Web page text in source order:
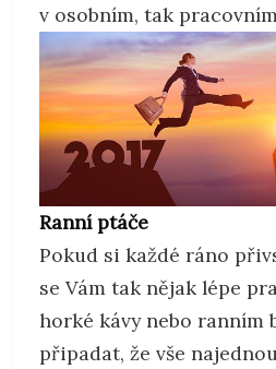
v osobním, tak
Ranní ptáče
Pokud si každé ráno
se Vám tak nějak lépe
horké kávy nebo ranním
připadat, že vše